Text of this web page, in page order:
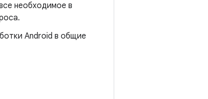
необходимое в
Android в общие